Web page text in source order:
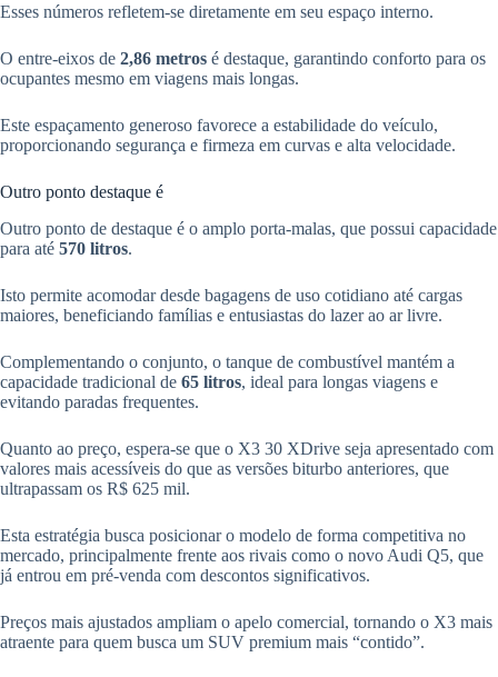
Esses números refletem-se diretamente em seu espaço interno.
O entre-eixos de 2,86 metros é destaque, garantindo conforto para os
ocupantes mesmo em viagens mais longas.
Este espaçamento generoso favorece a estabilidade do veículo,
proporcionando segurança e firmeza em curvas e alta velocidade.
Outro ponto destaque é
Outro ponto de destaque é o amplo porta-malas, que possui capacidade
para até 570 litros.
Isto permite acomodar desde bagagens de uso cotidiano até cargas
maiores, beneficiando famílias e entusiastas do lazer ao ar livre.
Complementando o conjunto, o tanque de combustível mantém a
capacidade tradicional de 65 litros, ideal para longas viagens e
evitando paradas frequentes.
Quanto ao preço, espera-se que o X3 30 XDrive seja apresentado com
valores mais acessíveis do que as versões biturbo anteriores, que
ultrapassam os R$ 625 mil.
Esta estratégia busca posicionar o modelo de forma competitiva no
mercado, principalmente frente aos rivais como o novo Audi Q5, que
já entrou em pré-venda com descontos significativos.
Preços mais ajustados ampliam o apelo comercial, tornando o X3 mais
atraente para quem busca um SUV premium mais “contido”.